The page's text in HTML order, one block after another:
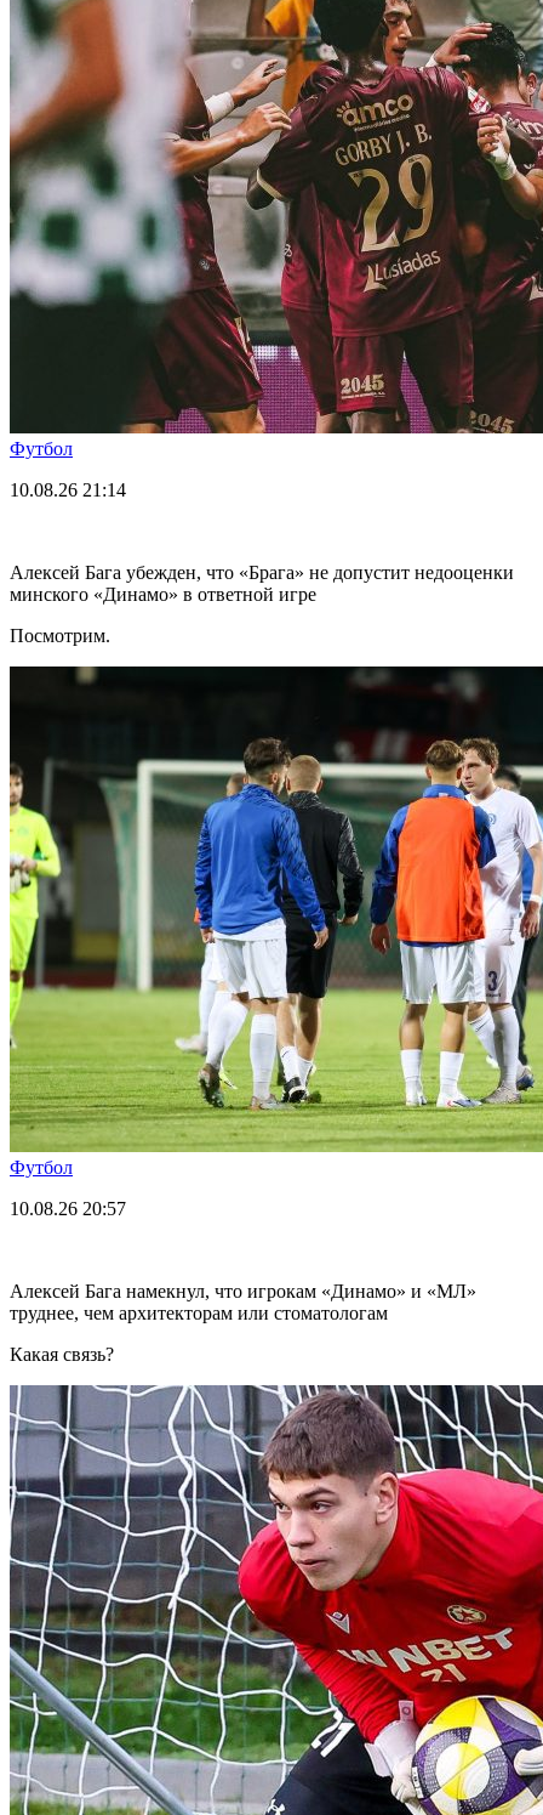
Футбол
10.08.26 21:14
Алексей Бага убежден, что «Брага» не допустит недооценки
минского «Динамо» в ответной игре
Посмотрим.
Футбол
10.08.26 20:57
Алексей Бага намекнул, что игрокам «Динамо» и «МЛ»
труднее, чем архитекторам или стоматологам
Какая связь?